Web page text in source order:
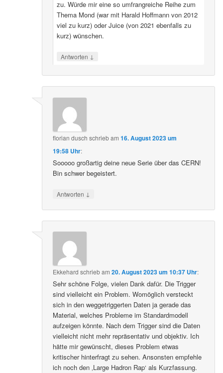
zu. Würde mir eine so umfrangreiche Reihe zum
Thema Mond (war mit Harald Hoffmann von 2012
viel zu kurz) oder Juice (von 2021 ebenfalls zu
kurz) wünschen.
Antworten ↓
florian dusch schriebam16. August 2023 um
19:58 Uhr:
Sooooo großartig deine neue Serie über das CERN!
Bin schwer begeistert.
Antworten ↓
Ekkehard schriebam20. August 2023 um 10:37 Uhr:
Sehr schöne Folge, vielen Dank dafür. Die Trigger
sind vielleicht ein Problem. Womöglich versteckt
sich in den weggetriggerten Daten ja gerade das
Material, welches Probleme im Standardmodell
aufzeigen könnte. Nach dem Trigger sind die Daten
vielleicht nicht mehr repräsentativ und objektiv. Ich
hätte mir gewünscht, dieses Problem etwas
kritischer hinterfragt zu sehen. Ansonsten empfehle
ich noch den ‚Large Hadron Rap‘ als Kurzfassung.